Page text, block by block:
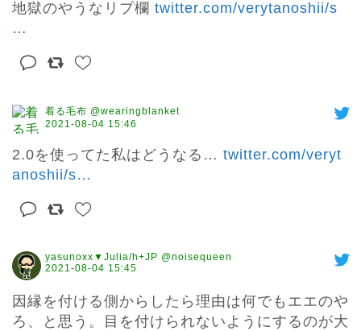
地獄のやうなリプ欄 twitter.com/verytanoshii/s
…
着る毛布 @wearingblanket
2021-08-04 15:46
2.0を使ってた私はどうなる… twitter.com/veryt
anoshii/s…
yasunoxx▼Julia/h+JP @noisequeen
2021-08-04 15:45
因縁を付ける側からしたら理由は何でもエエのや
ろ、と思う。目を付けられないようにするのが大